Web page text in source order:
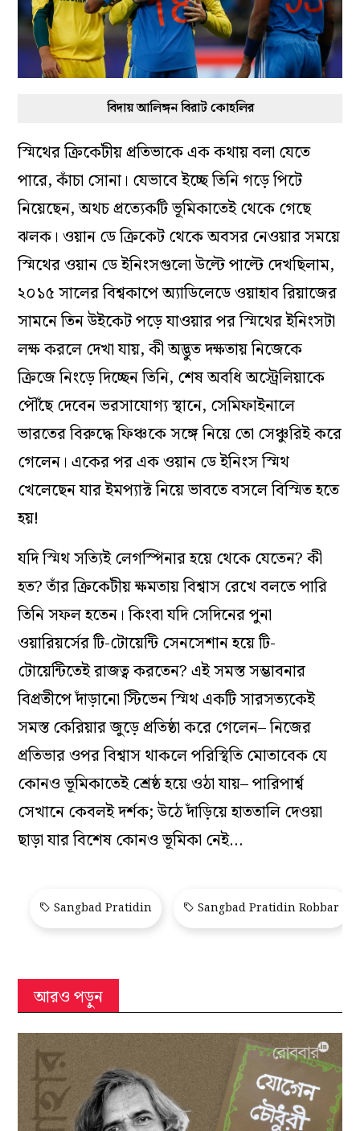
বিদায় আলিঙ্গন বিরাট কোহলির
স্মিথের ক্রিকেটীয় প্রতিভাকে এক কথায় বলা যেতে
পারে, কাঁচা সোনা। যেভাবে ইচ্ছে তিনি গড়ে পিটে
নিয়েছেন, অথচ প্রত্যেকটি ভূমিকাতেই থেকে গেছে
ঝলক। ওয়ান ডে ক্রিকেট থেকে অবসর নেওয়ার সময়ে
স্মিথের ওয়ান ডে ইনিংসগুলো উল্টে পাল্টে দেখছিলাম,
২০১৫ সালের বিশ্বকাপে অ্যাডিলেডে ওয়াহাব রিয়াজের
সামনে তিন উইকেট পড়ে যাওয়ার পর স্মিথের ইনিংসটা
লক্ষ করলে দেখা যায়, কী অদ্ভুত দক্ষতায় নিজেকে
ক্রিজে নিংড়ে দিচ্ছেন তিনি, শেষ অবধি অস্ট্রেলিয়াকে
পৌঁছে দেবেন ভরসাযোগ্য স্থানে, সেমিফাইনালে
ভারতের বিরুদ্ধে ফিঞ্চকে সঙ্গে নিয়ে তো সেঞ্চুরিই করে
গেলেন। একের পর এক ওয়ান ডে ইনিংস স্মিথ
খেলেছেন যার ইমপ্যাক্ট নিয়ে ভাবতে বসলে বিস্মিত হতে
হয়!
যদি স্মিথ সত্যিই লেগস্পিনার হয়ে থেকে যেতেন? কী
হত? তাঁর ক্রিকেটীয় ক্ষমতায় বিশ্বাস রেখে বলতে পারি
তিনি সফল হতেন। কিংবা যদি সেদিনের পুনা
ওয়ারিয়র্সের টি-টোয়েন্টি সেনসেশান হয়ে টি-
টোয়েন্টিতেই রাজত্ব করতেন? এই সমস্ত সম্ভাবনার
বিপ্রতীপে দাঁড়ানো স্টিভেন স্মিথ একটি সারসত্যকেই
সমস্ত কেরিয়ার জুড়ে প্রতিষ্ঠা করে গেলেন– নিজের
প্রতিভার ওপর বিশ্বাস থাকলে পরিস্থিতি মোতাবেক যে
কোনও ভূমিকাতেই শ্রেষ্ঠ হয়ে ওঠা যায়– পারিপার্শ্ব
সেখানে কেবলই দর্শক; উঠে দাঁড়িয়ে হাততালি দেওয়া
ছাড়া যার বিশেষ কোনও ভূমিকা নেই…
Sangbad Pratidin Sangbad Pratidin Robbar
আরও পড়ুন